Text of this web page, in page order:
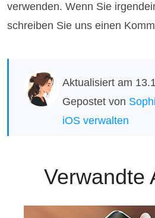
verwenden. Wenn Sie
schreiben Sie uns einen
Aktualisiert am
Gepostet von
iOS verwalten
Verwandte